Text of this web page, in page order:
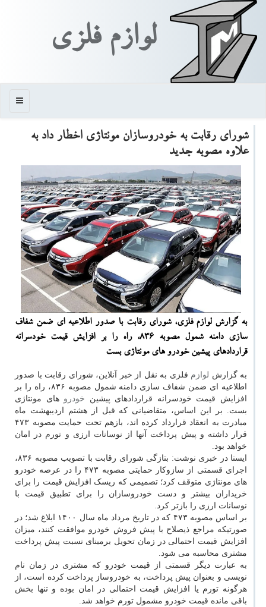
لوازم فلزی
منو
شورای رقابت به خودروسازان مونتاژی اخطار داد به
علاوه مصوبه جدید
به گزارش لوازم فلزی، شورای رقابت با صدور اطلاعیه ای ضمن شفاف
سازی دامنه شمول مصوبه ۸۳۶، راه را بر افزایش قیمت خودسرانه
قراردادهای پیشین خودرو های مونتاژی بست
به گزارش لوازم فلزی به نقل از خبر آنلاین، شورای رقابت با صدور
اطلاعیه ای ضمن شفاف سازی دامنه شمول مصوبه ۸۳۶، راه را بر
افزایش قیمت خودسرانه قراردادهای پیشین خودرو های مونتاژی
بست. بر این اساس، متقاضیانی که قبل از هشتم اردیبهشت ماه
مبادرت به انعقاد قرارداد کرده اند، بازهم تحت حمایت مصوبه ۴۷۳
قرار داشته و پیش پرداخت آنها از نوسانات ارزی و تورم در امان
خواهد بود.
ایسنا در خبری نوشت: بتازگی شورای رقابت با تصویب مصوبه ۸۳۶،
اجرای قسمتی از سازوکار حمایتی مصوبه ۴۷۳ را در عرصه خودرو
های مونتاژی متوقف کرد؛ تصمیمی که ریسک افزایش قیمت را برای
خریداران بیشتر و دست خودروسازان را برای تطبیق قیمت با
نوسانات ارزی را بازتر کرد.
بر اساس مصوبه ۴۷۳ که در تاریخ مرداد ماه سال ۱۴۰۰ ابلاغ شد؛ در
صورتیکه مراجع ذیصلاح با پیش فروش خودرو موافقت کنند، میزان
افزایش قیمت احتمالی در زمان تحویل برمبنای نسبت پیش پرداخت
مشتری محاسبه می شود.
به عبارت دیگر قسمتی از قیمت خودرو که مشتری در زمان نام
نویسی و بعنوان پیش پرداخت، به خودروساز پرداخت کرده است، از
هرگونه تورم یا افزایش قیمت احتمالی در امان بوده و تنها بخش
باقی مانده قیمت خودرو مشمول تورم خواهد شد.